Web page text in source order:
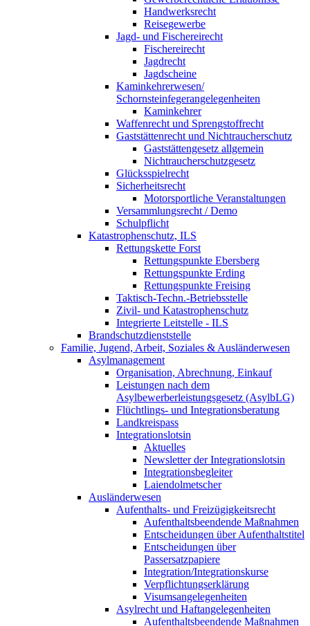
Handwerksrecht
Reisegewerbe
Jagd- und Fischereirecht
Fischereirecht
Jagdrecht
Jagdscheine
Kaminkehrerwesen/
Schornsteinfegerangelegenheiten
Kaminkehrer
Waffenrecht und Sprengstoffrecht
Gaststättenrecht und Nichtraucherschutz
Gaststättengesetz allgemein
Nichtraucherschutzgesetz
Glücksspielrecht
Sicherheitsrecht
Motorsportliche Veranstaltungen
Versammlungsrecht / Demo
Schulpflicht
Katastrophenschutz, ILS
Rettungskette Forst
Rettungspunkte Ebersberg
Rettungspunkte Erding
Rettungspunkte Freising
Taktisch-Techn.-Betriebsstelle
Zivil- und Katastrophenschutz
Integrierte Leitstelle - ILS
Brandschutzdienststelle
Familie, Jugend, Arbeit, Soziales & Ausländerwesen
Asylmanagement
Organisation, Abrechnung, Einkauf
Leistungen nach dem
Asylbewerberleistungsgesetz (AsylbLG)
Flüchtlings- und Integrationsberatung
Landkreispass
Integrationslotsin
Aktuelles
Newsletter der Integrationslotsin
Integrationsbegleiter
Laiendolmetscher
Ausländerwesen
Aufenthalts- und Freizügigkeitsrecht
Aufenthaltsbeendende Maßnahmen
Entscheidungen über Aufenthaltstitel
Entscheidungen über
Passersatzpapiere
Integration/Integrationskurse
Verpflichtungserklärung
Visumsangelegenheiten
Asylrecht und Haftangelegenheiten
Aufenthaltsbeendende Maßnahmen